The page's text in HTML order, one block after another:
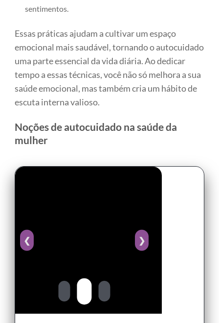
sentimentos.
Essas práticas ajudam a cultivar um espaço
emocional mais saudável, tornando o autocuidado
uma parte essencial da vida diária. Ao dedicar
tempo a essas técnicas, você não só melhora a sua
saúde emocional, mas também cria um hábito de
escuta interna valioso.
Noções de autocuidado na saúde da
mulher
❮ ❯